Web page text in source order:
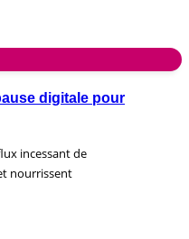
digitale pour
incessant de
nourrissent